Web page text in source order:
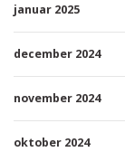
januar 2025
december 2024
november 2024
oktober 2024